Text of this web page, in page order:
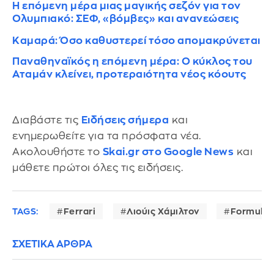
Η επόμενη μέρα μιας μαγικής σεζόν για τον
Ολυμπιακό: ΣΕΦ, «βόμβες» και ανανεώσεις
Καμαρά: Όσο καθυστερεί τόσο απομακρύνεται
Παναθηναϊκός η επόμενη μέρα: Ο κύκλος του
Αταμάν κλείνει, προτεραιότητα νέος κόουτς
Διαβάστε τις Ειδήσεις σήμερα και
ενημερωθείτε για τα πρόσφατα νέα.
Ακολουθήστε το Skai.gr στο Google News και
μάθετε πρώτοι όλες τις ειδήσεις.
TAGS: Ferrari Λιούις Χάμιλτον Formula
ΣΧΕΤΙΚΑ ΑΡΘΡΑ